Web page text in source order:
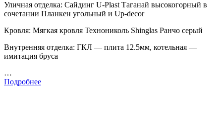
Уличная отделка: Сайдинг U-Plast Таганай высокогорный в
сочетании Планкен угольный и Up-decor
Кровля: Мягкая кровля Технониколь Shinglas Ранчо серый
Внутренняя отделка: ГКЛ — плита 12.5мм, котельная —
имитация бруса
…
Подробнее